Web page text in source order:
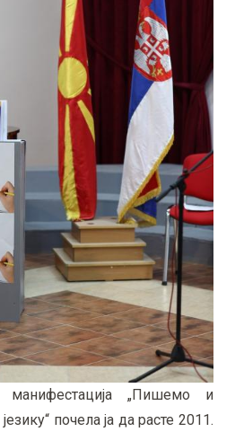
манифестација „Пишемо и
почела ја да расте 2011.